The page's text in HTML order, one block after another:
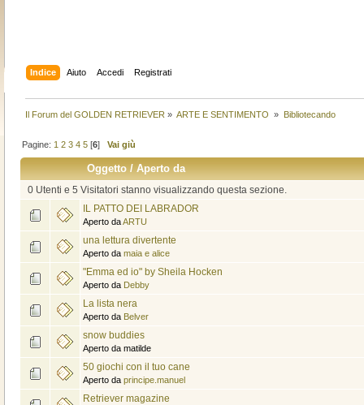
Indice Aiuto Accedi Registrati
Il Forum del GOLDEN RETRIEVER » ARTE E SENTIMENTO » Bibliotecando
Pagine: 1 2 3 4 5 [6]Vai giù
Oggetto/Aperto da
0 Utenti e 5 Visitatori stanno visualizzando questa sezione.
IL PATTO DEI LABRADOR
Aperto daARTU
una lettura divertente
Aperto da maia e alice
"Emma ed io" by Sheila Hocken
Aperto da Debby
La lista nera
Aperto da Belver
snow buddies
Aperto da matilde
50 giochi con il tuo cane
Aperto da principe.manuel
Retriever magazine